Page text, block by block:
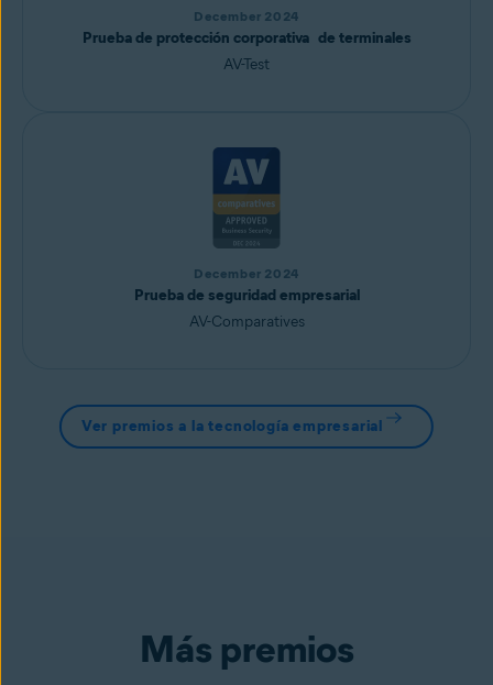
December 2024
Prueba de protección corporativa de terminales
AV-Test
December 2024
Prueba de seguridad empresarial
AV-Comparatives
Ver premios a la tecnología empresarial
Más premios